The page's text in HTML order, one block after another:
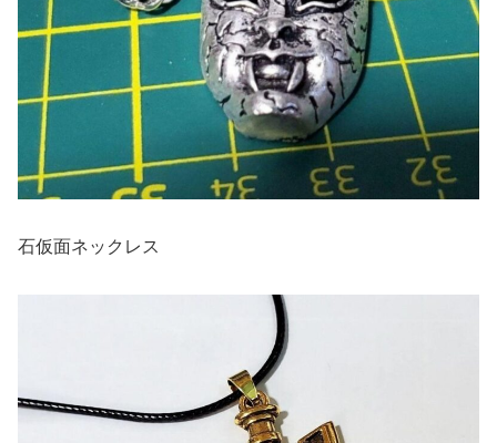
石仮面ネックレス